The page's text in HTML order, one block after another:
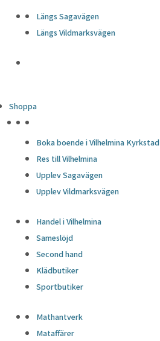
Längs Sagavägen
Längs Vildmarksvägen
Shoppa
Boka boende i Vilhelmina Kyrkstad
Res till Vilhelmina
Upplev Sagavägen
Upplev Vildmarksvägen
Handel i Vilhelmina
Sameslöjd
Second hand
Klädbutiker
Sportbutiker
Mathantverk
Mataffärer